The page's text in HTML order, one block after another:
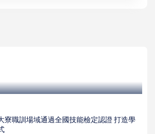
寮職訓場域通過全國技能檢定認證 打造學